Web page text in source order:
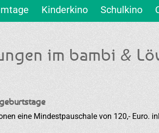
Kinderkino Schulkino
im bambi &
eine Mindestpauschale von 120,- Euro.